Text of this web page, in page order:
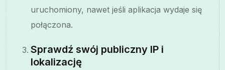
uruchomiony, nawet jeśli aplikacja wydaje się
połączona.
Sprawdź swój publiczny IP i
lokalizację